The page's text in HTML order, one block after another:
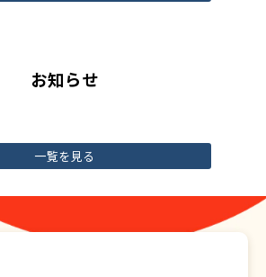
お知らせ
一覧を見る